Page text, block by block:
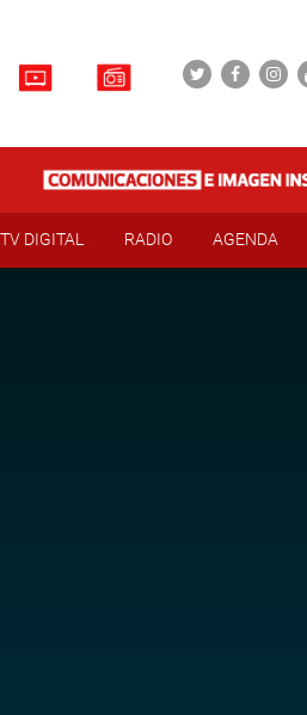
TV DIGITAL RADIO AGENDA